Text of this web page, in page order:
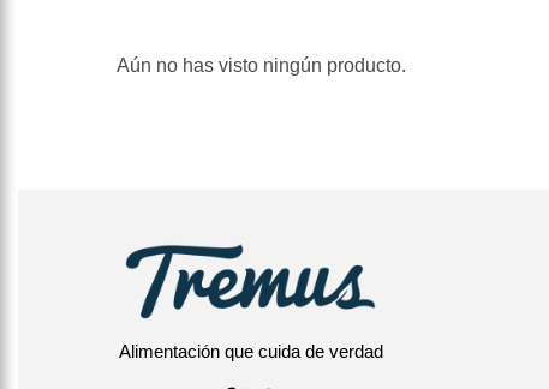
Aún no has visto ningún producto.
Alimentación que cuida de verdad